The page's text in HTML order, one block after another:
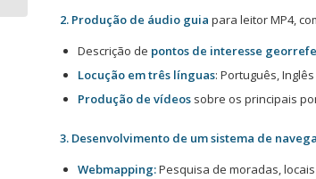
2. Produção de áudio guia para leitor MP4,
Descrição de pontos de interesse
Locução em três línguas: Português,
Produção de vídeos sobre os principais
3. Desenvolvimento de um sistema de
Webmapping:Pesquisa de moradas,